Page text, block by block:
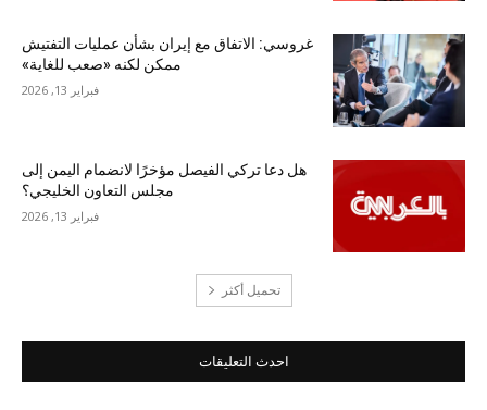
غروسي: الاتفاق مع إيران بشأن عمليات التفتيش
ممكن لكنه «صعب للغاية»
فبراير 13, 2026
هل دعا تركي الفيصل مؤخرًا لانضمام اليمن إلى
مجلس التعاون الخليجي؟
فبراير 13, 2026
تحميل أكثر
احدث التعليقات